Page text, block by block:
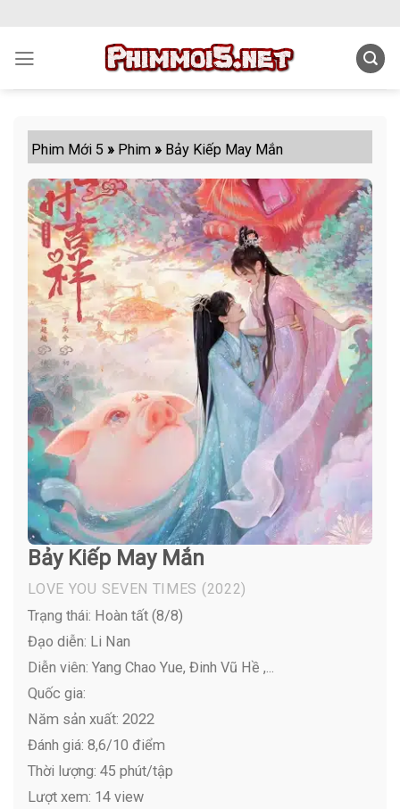
content
Phim Mới 5 » Phim » Bảy Kiếp May Mắn
Bảy Kiếp May Mắn
LOVE YOU SEVEN TIMES (2022)
Trạng thái: Hoàn tất (8/8)
Đạo diễn: Li Nan
Diễn viên: Yang Chao Yue, Đinh Vũ Hề ,...
Quốc gia:
Năm sản xuất: 2022
Đánh giá: 8,6/10 điểm
Thời lượng: 45 phút/tập
Lượt xem: 14 view